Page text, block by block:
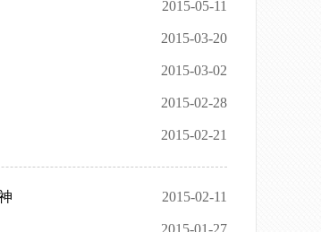
2015-05-11
2015-03-20
2015-03-02
2015-02-28
2015-02-21
2015-02-11
2015-01-27